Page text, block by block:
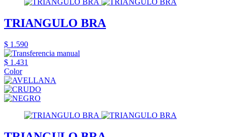
TRIANGULO BRA
$ 1.590
$ 1.431
Color